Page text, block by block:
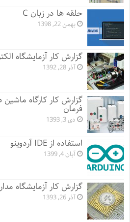
حلقه ها در زبان C
بهمن 22, 1398
گزارش کار آزمایشگاه
آذر 28, 1392
گزارش کار کارگاه ماشین
فرمان
دی 3, 1393
استفاده از IDE آردوینو
آبان 4, 1399
گزارش کار آزمایشگاه
آذر 26, 1393